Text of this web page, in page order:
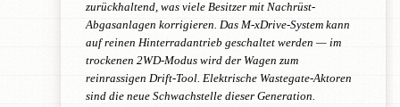
zurückhaltend, was viele Besitzer mit Nachrüst-
Abgasanlagen korrigieren. Das M-xDrive-System kann
auf reinen Hinterradantrieb geschaltet werden — im
trockenen 2WD-Modus wird der Wagen zum
reinrassigen Drift-Tool. Elektrische Wastegate-Aktoren
sind die neue Schwachstelle dieser Generation.